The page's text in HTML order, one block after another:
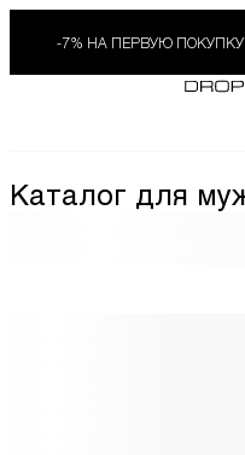
-7% НА ПЕРВУЮ
Каталог для